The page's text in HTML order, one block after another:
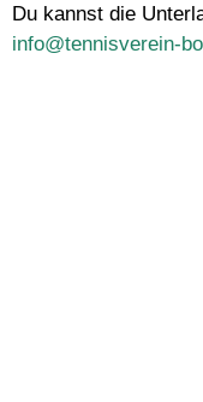
Du kannst die
info@tennisverein-